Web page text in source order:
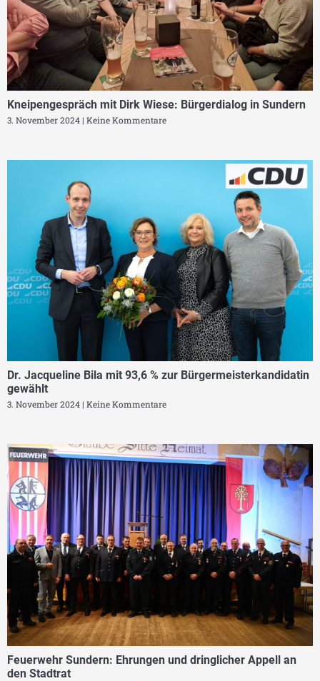
Kneipengespräch mit Dirk Wiese: Bürgerdialog in Sundern
3. November 2024 Keine Kommentare
Dr. Jacqueline Bila mit 93,6 % zur Bürgermeisterkandidatin
gewählt
3. November 2024 Keine Kommentare
Feuerwehr Sundern: Ehrungen und dringlicher Appell an
den Stadtrat